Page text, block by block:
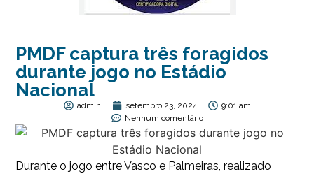
PMDF captura três foragidos
durante jogo no Estádio
Nacional
admin setembro 23, 2024
9:01 am
Nenhum comentário
Durante o jogo entre Vasco e Palmeiras, realizado